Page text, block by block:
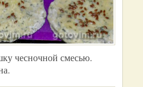
чесночной смесью.